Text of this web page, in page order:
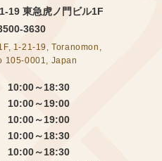
19 東急虎ノ門ビル1F
3630
1-21-19, Toranomon,
105-0001, Japan
～18:30
～19:00
～19:00
～18:30
～18:30